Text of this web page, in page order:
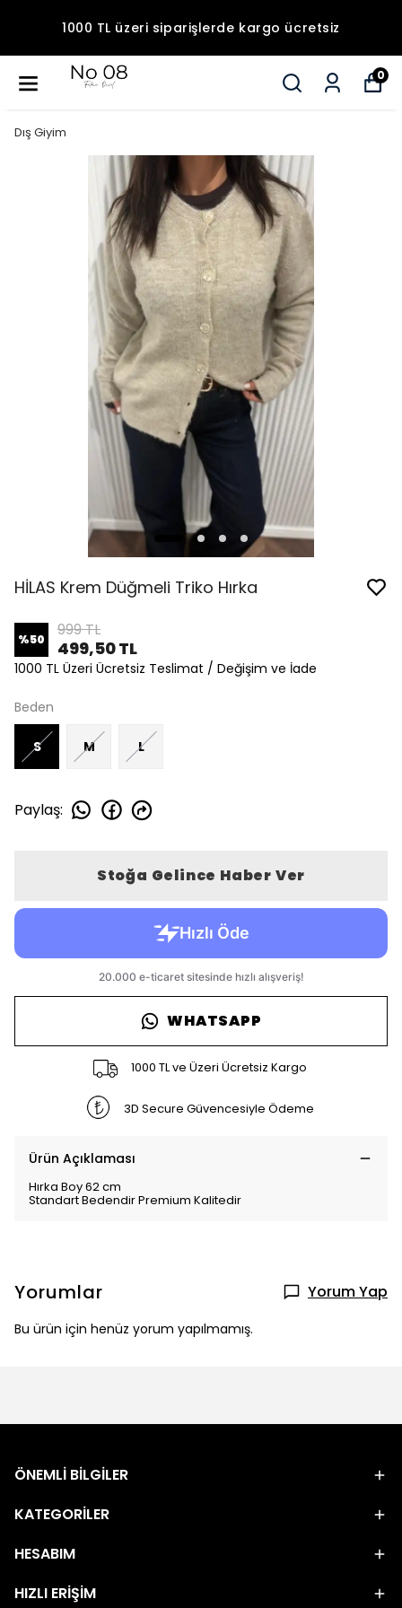
1000 TL üzeri siparişlerde kargo ücretsiz
0
Dış Giyim
HİLAS Krem Düğmeli Triko Hırka
%50 999 TL
499,50 TL
1000 TL Üzeri Ücretsiz Teslimat / Değişim ve İade
Beden
S M L
Paylaş:
Stoğa Gelince Haber Ver
WHATSAPP
1000 TL ve Üzeri Ücretsiz Kargo
3D Secure Güvencesiyle Ödeme
Ürün Açıklaması
Hırka Boy 62 cm
Standart Bedendir Premium Kalitedir
Yorumlar Yorum Yap
Bu ürün için henüz yorum yapılmamış.
ÖNEMLİ BİLGİLER
KATEGORİLER
HESABIM
HIZLI ERİŞİM